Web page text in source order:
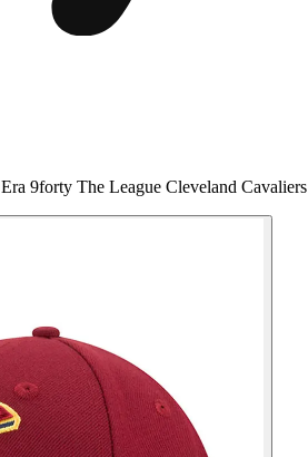
9forty The League Cleveland Cavaliers